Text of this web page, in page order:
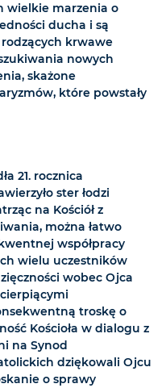
wielkie marzenia o
ducha i są
krwawe
nowych
skażone
które powstały
21. rocznica
ster łodzi
na Kościół z
można łatwo
współpracy
wielu uczestników
wobec Ojca
troskę o
Kościoła w dialogu z
na Synod
dziękowali Ojcu
o sprawy